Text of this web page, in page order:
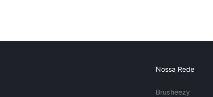
Nossa Rede
Brusheezy